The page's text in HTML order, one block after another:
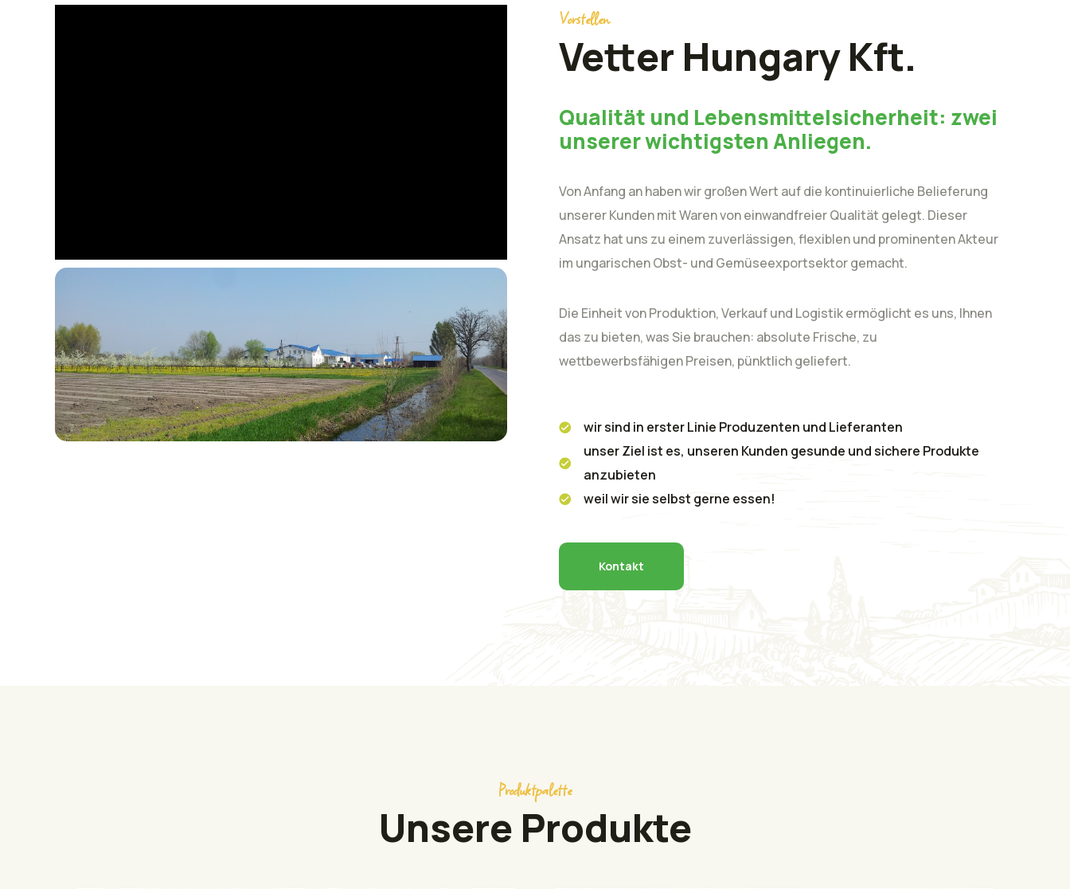
Vorstellen
Vetter Hungary Kft.
Qualität und Lebensmittelsicherheit: zwei
unserer wichtigsten Anliegen.
Von Anfang an haben wir großen Wert auf die kontinuierliche Belieferung
unserer Kunden mit Waren von einwandfreier Qualität gelegt. Dieser
Ansatz hat uns zu einem zuverlässigen, flexiblen und prominenten Akteur
im ungarischen Obst- und Gemüseexportsektor gemacht.
Die Einheit von Produktion, Verkauf und Logistik ermöglicht es uns, Ihnen
das zu bieten, was Sie brauchen: absolute Frische, zu
wettbewerbsfähigen Preisen, pünktlich geliefert.
wir sind in erster Linie Produzenten und Lieferanten
unser Ziel ist es, unseren Kunden gesunde und sichere Produkte
anzubieten
weil wir sie selbst gerne essen!
Kontakt
Produktpalette
Unsere Produkte